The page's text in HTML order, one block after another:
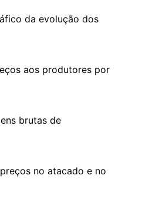
da evolução dos
aos produtores por
brutas de
no atacado e no